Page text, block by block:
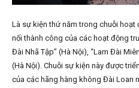
Là sự kiện thứ năm trong chuỗi hoạt
nối thành công của các hoạt động
Đài Nhã Tập” (Hà Nội), “Lam Đài
(Hà Nội). Chuỗi sự kiện này được
của các hãng hàng không Đài Loan